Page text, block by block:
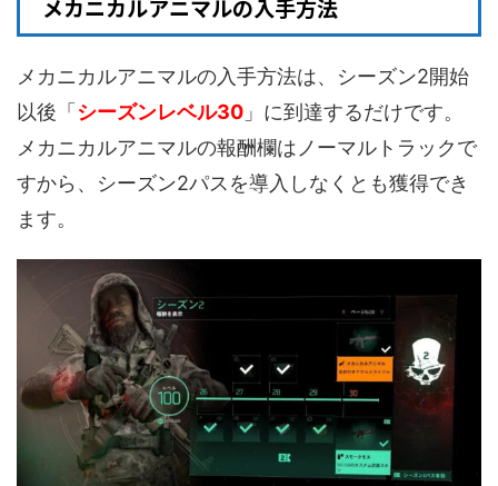
メカニカルアニマルの入手方法
メカニカルアニマルの入手方法は、シーズン2開始
以後「 シーズンレベル30 」に到達するだけです。
メカニカルアニマルの報酬欄はノーマルトラックで
すから、シーズン2パスを導入しなくとも獲得でき
ます。